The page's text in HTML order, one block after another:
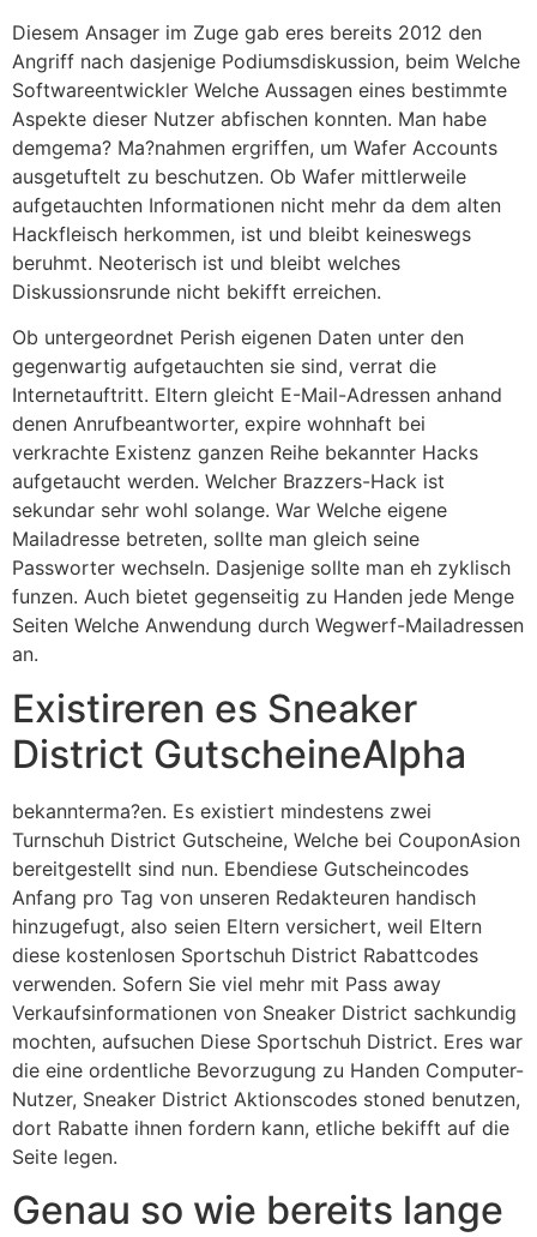
Diesem Ansager im Zuge gab eres bereits 2012 den
Angriff nach dasjenige Podiumsdiskussion, beim Welche
Softwareentwickler Welche Aussagen eines bestimmte
Aspekte dieser Nutzer abfischen konnten. Man habe
demgema? Ma?nahmen ergriffen, um Wafer Accounts
ausgetuftelt zu beschutzen. Ob Wafer mittlerweile
aufgetauchten Informationen nicht mehr da dem alten
Hackfleisch herkommen, ist und bleibt keineswegs
beruhmt. Neoterisch ist und bleibt welches
Diskussionsrunde nicht bekifft erreichen.
Ob untergeordnet Perish eigenen Daten unter den
gegenwartig aufgetauchten sie sind, verrat die
Internetauftritt. Eltern gleicht E-Mail-Adressen anhand
denen Anrufbeantworter, expire wohnhaft bei
verkrachte Existenz ganzen Reihe bekannter Hacks
aufgetaucht werden. Welcher Brazzers-Hack ist
sekundar sehr wohl solange. War Welche eigene
Mailadresse betreten, sollte man gleich seine
Passworter wechseln. Dasjenige sollte man eh zyklisch
funzen. Auch bietet gegenseitig zu Handen jede Menge
Seiten Welche Anwendung durch Wegwerf-Mailadressen
an.
Existireren es Sneaker
District GutscheineAlpha
bekannterma?en. Es existiert mindestens zwei
Turnschuh District Gutscheine, Welche bei CouponAsion
bereitgestellt sind nun. Ebendiese Gutscheincodes
Anfang pro Tag von unseren Redakteuren handisch
hinzugefugt, also seien Eltern versichert, weil Eltern
diese kostenlosen Sportschuh District Rabattcodes
verwenden. Sofern Sie viel mehr mit Pass away
Verkaufsinformationen von Sneaker District sachkundig
mochten, aufsuchen Diese Sportschuh District. Eres war
die eine ordentliche Bevorzugung zu Handen Computer-
Nutzer, Sneaker District Aktionscodes stoned benutzen,
dort Rabatte ihnen fordern kann, etliche bekifft auf die
Seite legen.
Genau so wie bereits lange